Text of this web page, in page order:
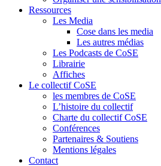
Ressources
Les Media
Cose dans les media
Les autres médias
Les Podcasts de CoSE
Librairie
Affiches
Le collectif CoSE
les membres de CoSE
L’histoire du collectif
Charte du collectif CoSE
Conférences
Partenaires & Soutiens
Mentions légales
Contact